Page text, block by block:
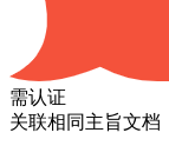
需认证
关联相同主旨文档